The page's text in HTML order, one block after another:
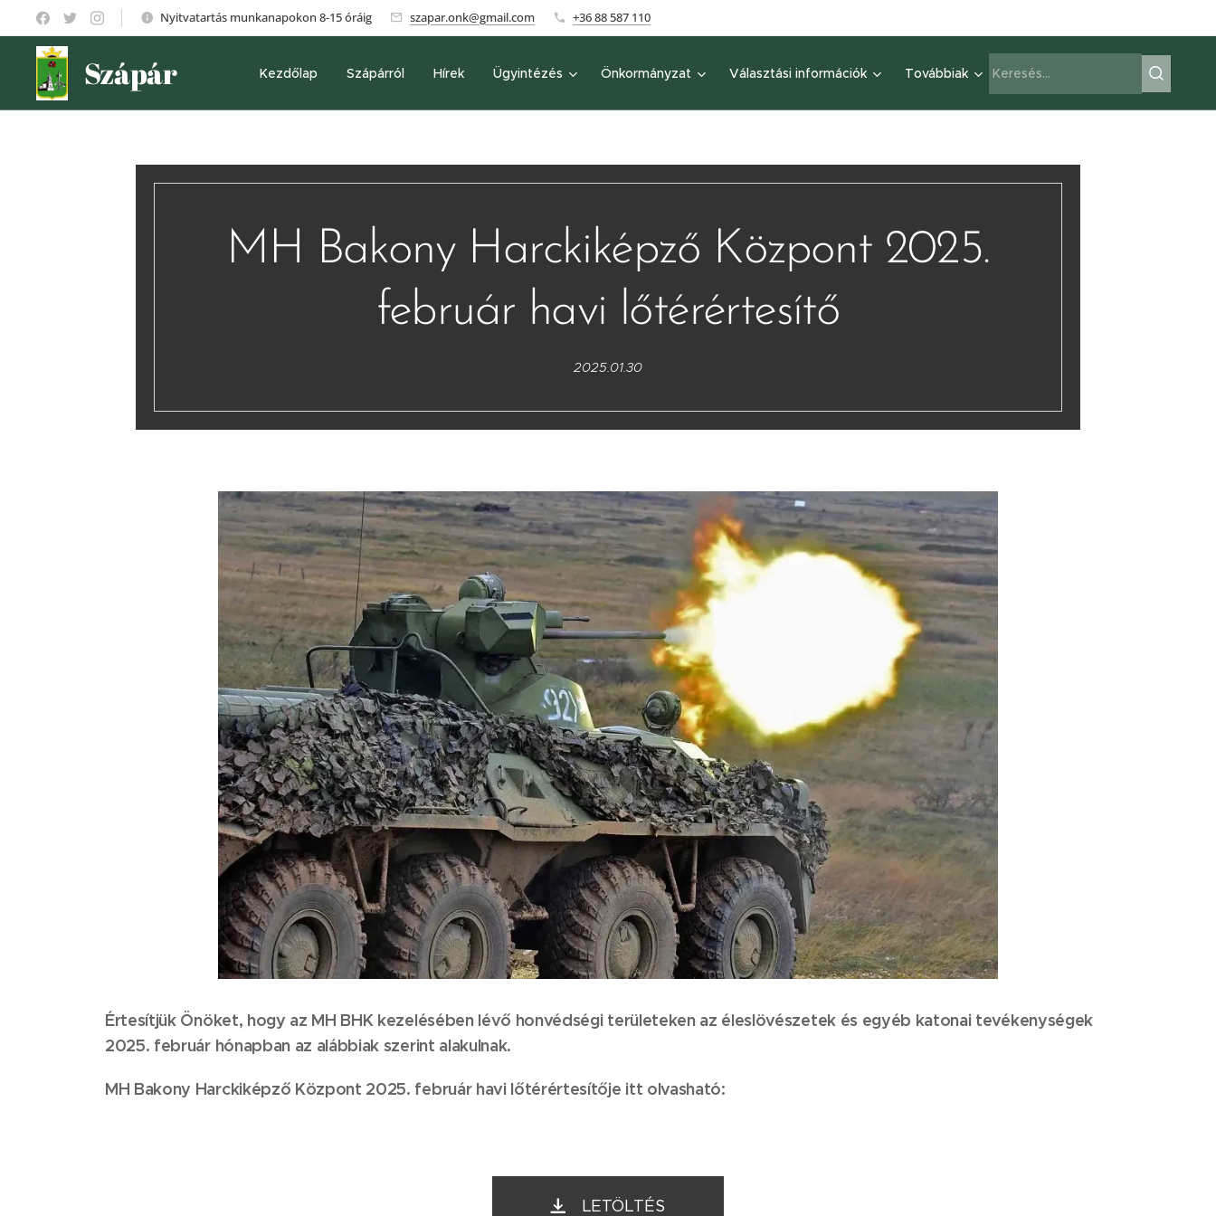
Nyitvatartás munkanapokon 8-15 óráig szapar.onk@gmail.com +36 88 587 110
Szápár Kezdőlap Szápárról Hírek Ügyintézés Önkormányzat Választási információk Továbbiak
MH Bakony Harckiképző Központ 2025.
február havi lőtérértesítő
2025.01.30
Értesítjük Önöket, hogy az MH BHK kezelésében lévő honvédségi területeken az éleslövészetek és egyéb katonai tevékenységek
2025. február hónapban az alábbiak szerint alakulnak.
MH Bakony Harckiképző Központ 2025. február havi lőtérértesítője itt olvasható:
LETÖLTÉS